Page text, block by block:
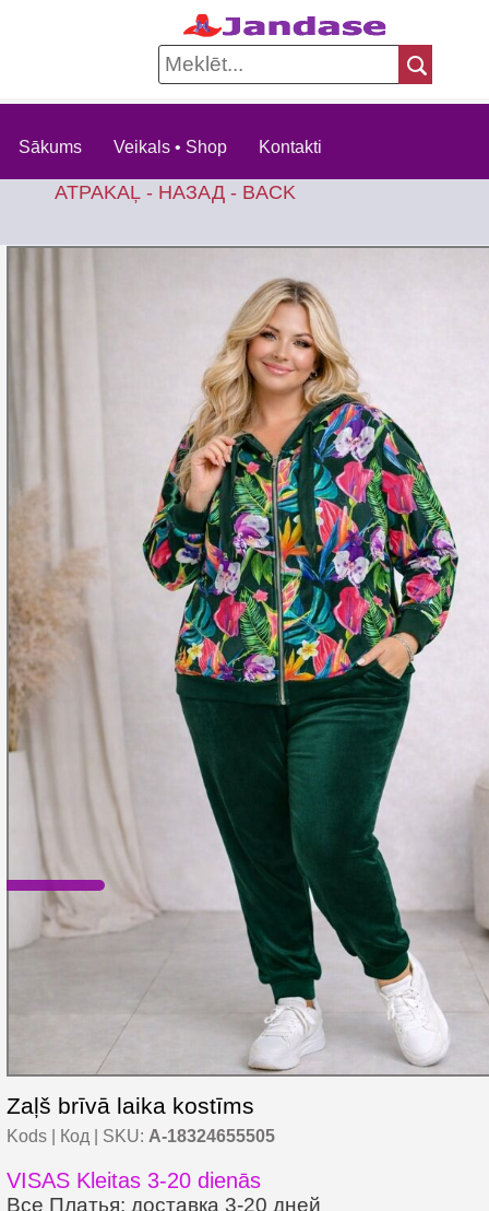
Sākums Veikals • Shop Kontakti
ATPAKAĻ - НАЗАД - BACK
Zaļš brīvā laika kostīms
Kods | Код | SKU: A-18324655505
VISAS Kleitas 3-20 dienās
Все Платья: доставка 3-20 дней